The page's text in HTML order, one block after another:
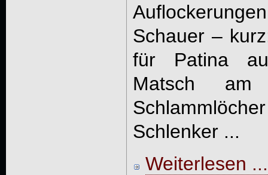
Schauer –
für Patina
Matsch
Schlenker ...
Weiterlesen ...